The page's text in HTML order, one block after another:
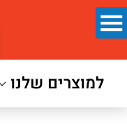
למוצרים שלנו